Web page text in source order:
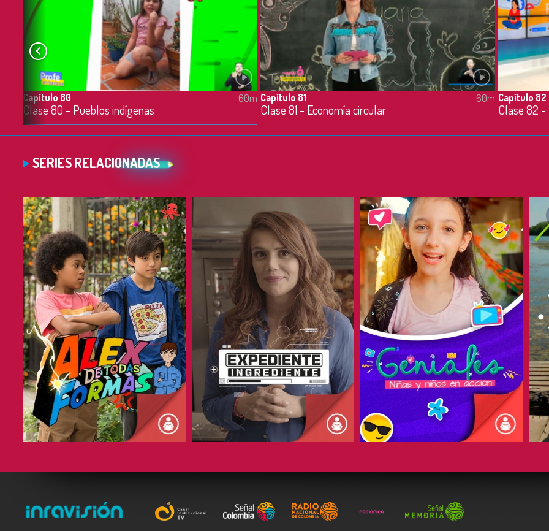
Capítulo 80
Clase 80 - Pueblos indígenas
60m Capítulo 81
Clase 81 - Economía circular
60m Capítulo 82
Clase 82 -
SERIES RELACIONADAS
COMPARTIR COMPARTIR COMPARTIR